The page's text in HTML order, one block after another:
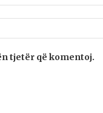
tjetër që komentoj.